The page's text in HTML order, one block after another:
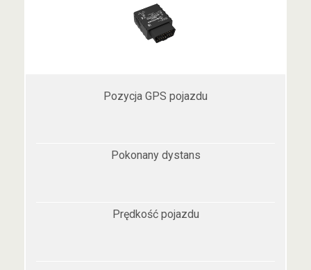
Pozycja GPS pojazdu
Pokonany dystans
Prędkość pojazdu